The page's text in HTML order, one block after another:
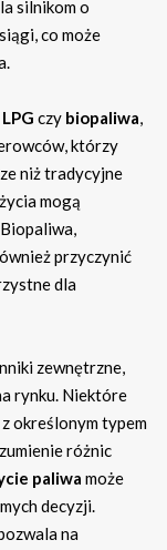
silnikom o
co może
LPG czy biopaliwa,
którzy
niż tradycyjne
mogą
przyczynić
dla
zewnętrzne,
rynku. Niektóre
określonym typem
różnic
paliwa może
decyzji.
na